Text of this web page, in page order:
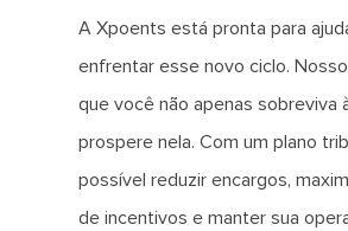
A Xpoents está pronta para
enfrentar esse novo ciclo.
que você não apenas sobreviva
prospere nela. Com um plano
possível reduzir encargos,
de incentivos e manter sua